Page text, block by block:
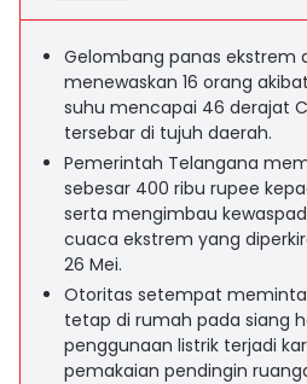
Gelombang panas ekstrem
menewaskan 16 orang
suhu mencapai 46 derajat
tersebar di tujuh daerah.
Pemerintah Telangana
sebesar 400 ribu rupee
serta mengimbau
cuaca ekstrem yang
26 Mei.
Otoritas setempat
tetap di rumah pada siang
penggunaan listrik terjadi
pemakaian pendingin